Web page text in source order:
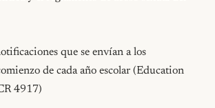
que se envían a los
de cada año escolar (Education
4917)